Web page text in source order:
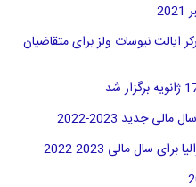
ایالت نیوسات ولز برای متقاضیان
جدید 2023-2022
سال مالی 2023-2022